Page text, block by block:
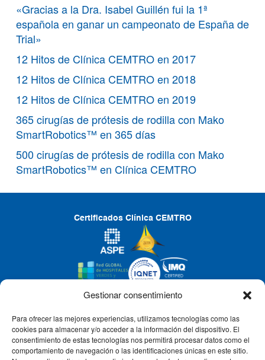
Gestionar consentimiento
Para ofrecer las mejores experiencias, utilizamos tecnologías como las
cookies para almacenar y/o acceder a la información del dispositivo. El
consentimiento de estas tecnologías nos permitirá procesar datos como el
comportamiento de navegación o las identificaciones únicas en este sitio.
«Gracias a la Dra. Isabel Guillén fui la 1ª
española en ganar un campeonato de España de
Trial»
12 Hitos de Clínica CEMTRO en 2017
12 Hitos de Clínica CEMTRO en 2018
12 Hitos de Clínica CEMTRO en 2019
365 cirugías de prótesis de rodilla con Mako
SmartRobotics™ en 365 días
500 cirugías de prótesis de rodilla con Mako
SmartRobotics™ en Clínica CEMTRO
Certificados Clínica CEMTRO
CLÍNICA CEMTRO